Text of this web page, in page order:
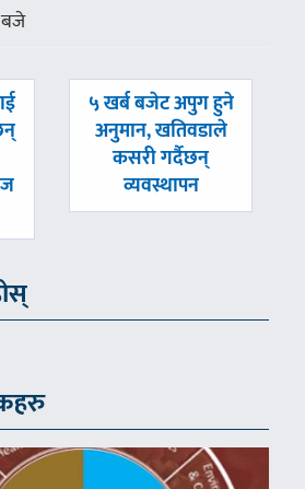
बजे
अघिल्लाे
५ खर्ब बजेट अपुग हुने
अनुमान, खतिवडाले
कसरी गर्दैछन्
व्यवस्थापन